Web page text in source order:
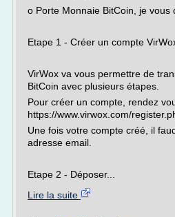
o Porte Monnaie BitCoin, je vous
Etape 1 - Créer un compte
VirWox va vous permettre de
BitCoin avec plusieurs étapes.
Pour créer un compte, rendez
https://www.virwox.com/
Une fois votre compte créé, il
adresse email.
Etape 2 - Déposer...
Lire la suite